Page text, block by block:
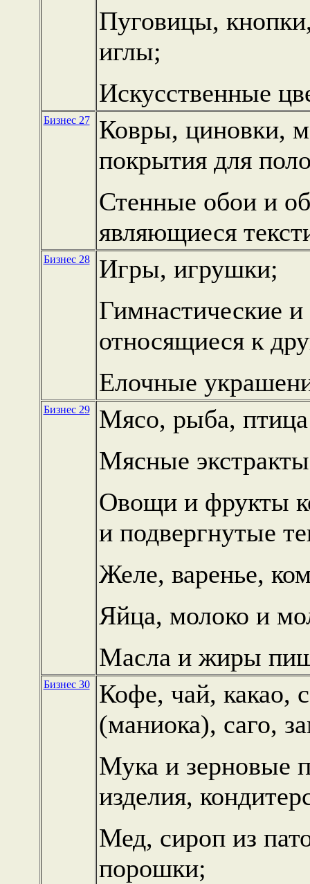
Пуговицы,
иглы;
Искусственные
Бизнес 27
Ковры, циновки,
покрытия для
Стенные обои и
являющиеся
Бизнес 28
Игры, игрушки;
Гимнастические
относящиеся к
Елочные
Бизнес 29
Мясо, рыба,
Мясные
Овощи и фрукты
и подвергнутые
Желе, варенье,
Яйца, молоко и
Масла и жиры
Бизнес 30
Кофе, чай, какао,
(маниока), саго,
Мука и зерновые
изделия,
Мед, сироп из
порошки;